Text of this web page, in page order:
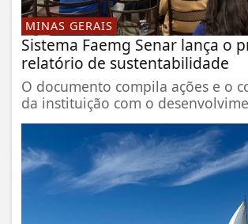
MINAS GERAIS
Sistema Faemg Senar lança o
relatório de sustentabilidade
O documento compila ações e o
da instituição com o